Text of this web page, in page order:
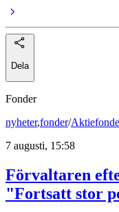
Dela
Fonder
nyheter,fonder/
7 augusti, 15:58
Förvaltaren
"Fortsatt stor